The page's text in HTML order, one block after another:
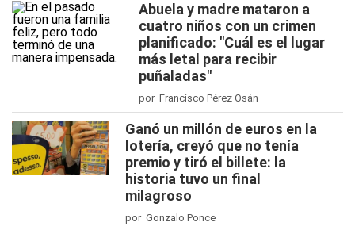
Abuela y madre mataron a
cuatro niños con un crimen
planificado: "Cuál es el lugar
más letal para recibir
puñaladas"
por Francisco Pérez Osán
Ganó un millón de euros en la
lotería, creyó que no tenía
premio y tiró el billete: la
historia tuvo un final
milagroso
por Gonzalo Ponce